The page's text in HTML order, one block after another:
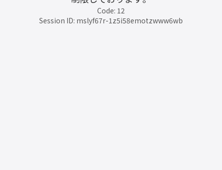
Code: 12
Session ID: mslyf67r-1z5i58emotzwww6wb